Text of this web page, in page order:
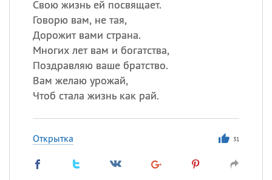
Свою жизнь ей посвящает.
Говорю вам, не тая,
Дорожит вами страна.
Многих лет вам и богатства,
Поздравляю ваше братство.
Вам желаю урожай,
Чтоб стала жизнь как рай.
Открытка 31